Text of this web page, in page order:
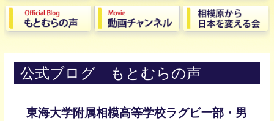
公式ブログ もとむらの声
東海大学附属相模高等学校ラグビー部・男